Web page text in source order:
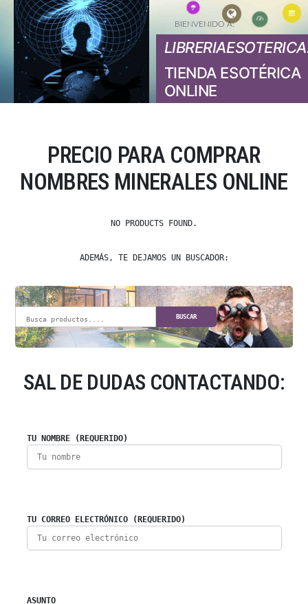
TIENDA ESOTÉRICA
ONLINE
BIENVENIDO A:
PRECIO PARA COMPRAR
NOMBRES MINERALES ONLINE
NO PRODUCTS FOUND.
ADEMÁS, TE DEJAMOS UN BUSCADOR:
BUSCAR
SAL DE DUDAS CONTACTANDO:
TU NOMBRE (REQUERIDO)
TU CORREO ELECTRÓNICO (REQUERIDO)
ASUNTO